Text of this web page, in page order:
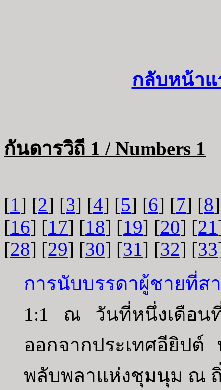
กลับหน้าแ
กันดารวิถี 1 / Numbers 1
[1] [2] [3] [4] [5] [6] [7] [8
[16] [17] [18] [19] [20] [21
[28] [29] [30] [31] [32] [33
การนับบรรดาผู้ชายที่ส
1:1 ณ วันที่หนึ่งเดือนที่
ออกจากประเทศอียิปต์
พลับพลาแห่งชุมนุม ณ